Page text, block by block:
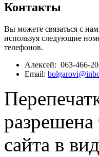
Контакты
Вы можете связаться с
используя следующие
телефонов.
Алексей: 063-466-
Email:
разрешена
сайта в